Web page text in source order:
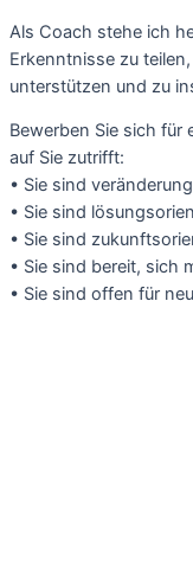
Als Coach stehe ich
Erkenntnisse zu
unterstützen und zu
Bewerben Sie sich für
auf Sie zutrifft:
• Sie sind
• Sie sind
• Sie sind
• Sie sind bereit, sich
• Sie sind offen für